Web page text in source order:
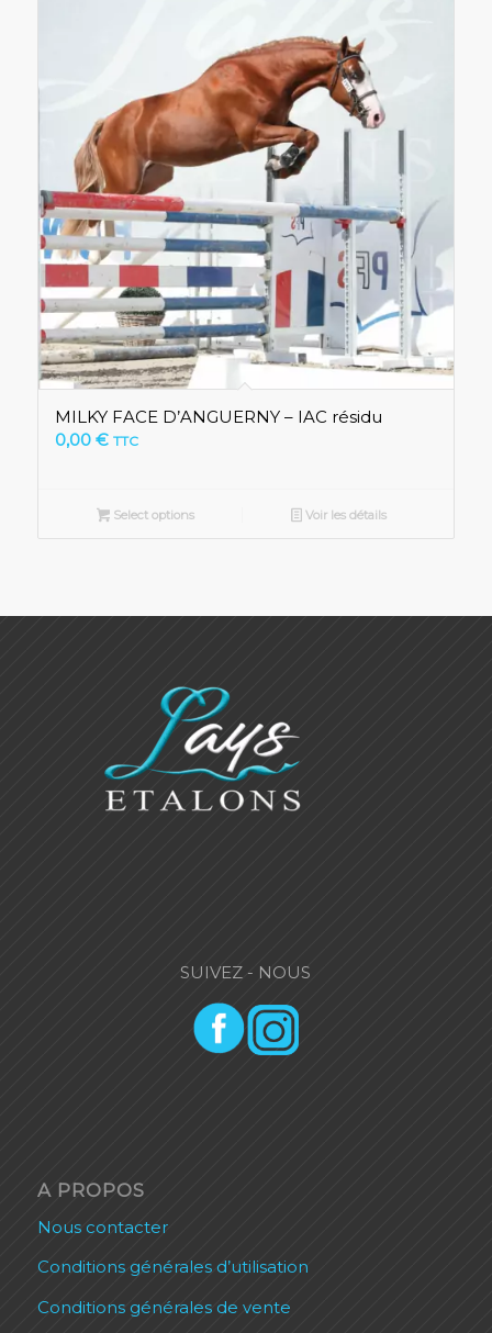
MILKY FACE D’ANGUERNY – IAC résidu
0,00 € TTC
Select options Voir les détails
SUIVEZ - NOUS
A PROPOS
Nous contacter
Conditions générales d’utilisation
Conditions générales de vente